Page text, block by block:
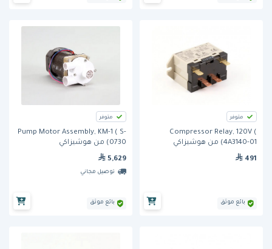
متوفر
Compressor Relay, 120V (
4A3140-01) من هوشيزاكي
491
بائع موثق
متوفر
Pump Motor Assembly, KM-1 ( S-
0730) من هوشيزاكي
5,629
توصيل مجاني
بائع موثق